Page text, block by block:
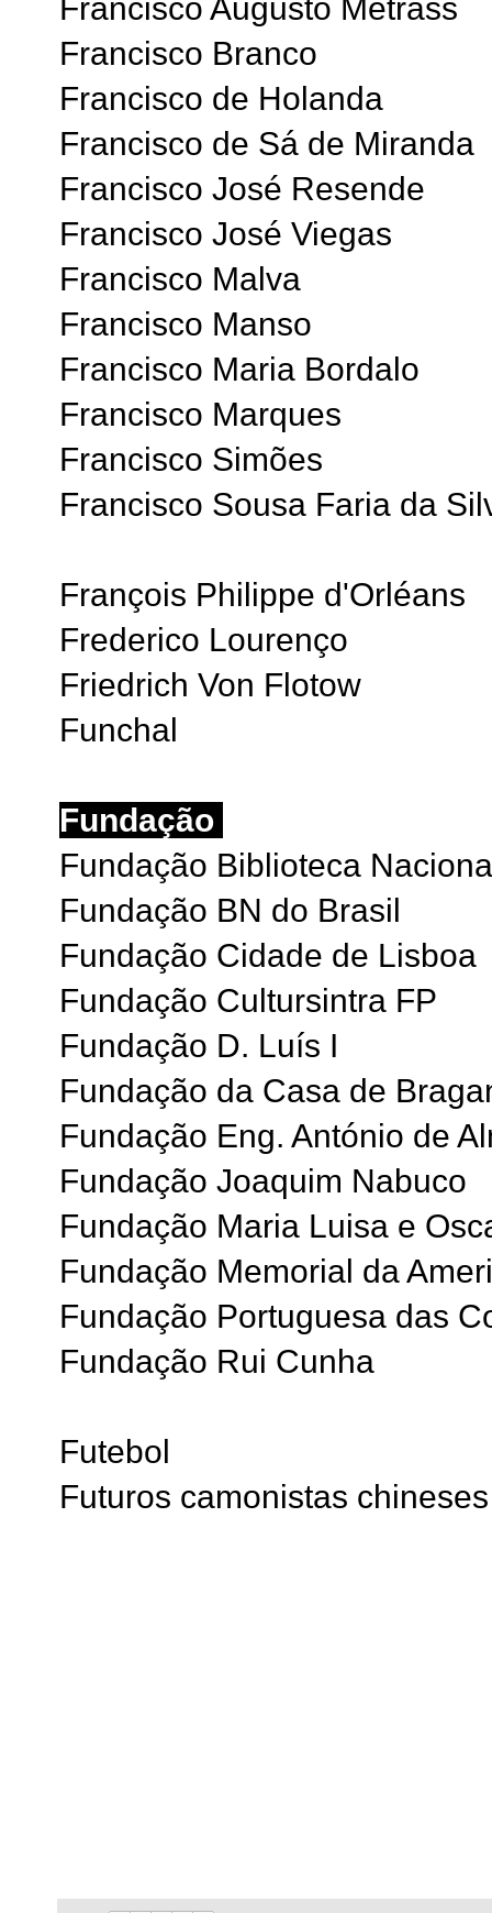
Francisco Augusto Metrass
Francisco Branco
Francisco de Holanda
Francisco de Sá de Miranda
Francisco José Resende
Francisco José Viegas
Francisco Malva
Francisco Manso
Francisco Maria Bordalo
Francisco Marques
Francisco Simões
Francisco Sousa Faria da
François Philippe d'Orléans
Frederico Lourenço
Friedrich Von Flotow
Funchal
Fundação
Fundação Biblioteca
Fundação BN do Brasil
Fundação Cidade de Lisboa
Fundação Cultursintra FP
Fundação D. Luís I
Fundação da Casa de
Fundação Eng. António de
Fundação Joaquim Nabuco
Fundação Maria Luisa e
Fundação Memorial da
Fundação Portuguesa das
Fundação Rui Cunha
Futebol
Futuros camonistas chineses